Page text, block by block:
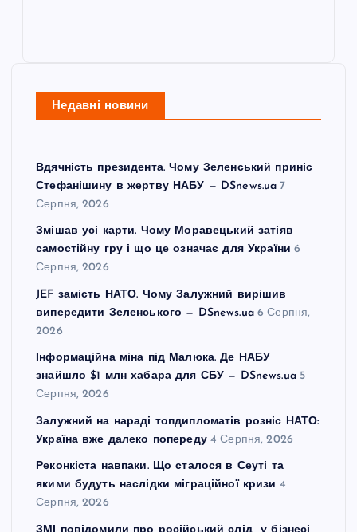
Недавні новини
Вдячність президента. Чому Зеленський приніс
Стефанішину в жертву НАБУ — DSnews.ua 7
Серпня, 2026
Змішав усі карти. Чому Моравецький затіяв
самостійну гру і що це означає для України 6
Серпня, 2026
JEF замість НАТО. Чому Залужний вирішив
випередити Зеленського — DSnews.ua 6 Серпня,
2026
Інформаційна міна під Малюка. Де НАБУ
знайшло $1 млн хабара для СБУ — DSnews.ua 5
Серпня, 2026
Залужний на нараді топдипломатів розніс НАТО:
Україна вже далеко попереду 4 Серпня, 2026
Реконкіста навпаки. Що сталося в Сеуті та
якими будуть наслідки міграційної кризи 4
Серпня, 2026